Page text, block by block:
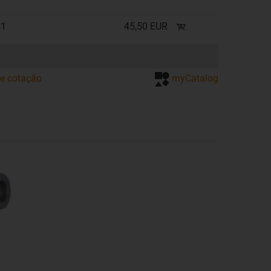
45,50 EUR
cotação myCatalog